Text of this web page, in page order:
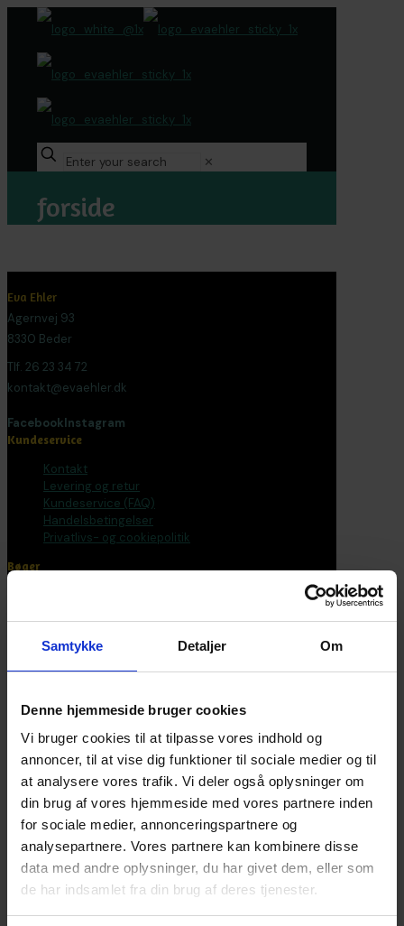
Samtykke Detaljer Om
Denne hjemmeside bruger cookies
Vi bruger cookies til at tilpasse vores indhold og
annoncer, til at vise dig funktioner til sociale medier og til
at analysere vores trafik. Vi deler også oplysninger om
din brug af vores hjemmeside med vores partnere inden
for sociale medier, annonceringspartnere og
analysepartnere. Vores partnere kan kombinere disse
data med andre oplysninger, du har givet dem, eller som
de har indsamlet fra din brug af deres tjenester.
✕
forside
Eva Ehler
Agernvej 93
8330 Beder
Tlf. 26 23 34 72
kontakt@evaehler.dk
FacebookInstagram
Kundeservice
Kontakt
Levering og retur
Kundeservice (FAQ)
Handelsbetingelser
Privatlivs- og cookiepolitik
Bøger
Malebøger
Fantasirejser
Nyhedsbrev
Bliv en del af universet
Få magiske nyheder om bøger, malebøger og
inspiration direkte i din indbakke.